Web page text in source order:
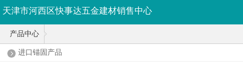
天津市河西区快事达五金建材销售中心
产品中心
进口锚固产品